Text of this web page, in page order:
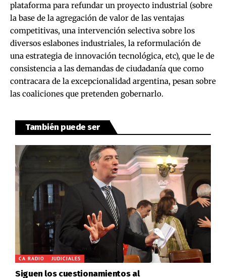
plataforma para refundar un proyecto industrial (sobre
la base de la agregación de valor de las ventajas
competitivas, una intervención selectiva sobre los
diversos eslabones industriales, la reformulación de
una estrategia de innovación tecnológica, etc), que le de
consistencia a las demandas de ciudadanía que como
contracara de la excepcionalidad argentina, pesan sobre
las coaliciones que pretenden gobernarlo.
También puede ser
CA RADIO JUDICIALES
Siguen los cuestionamientos al